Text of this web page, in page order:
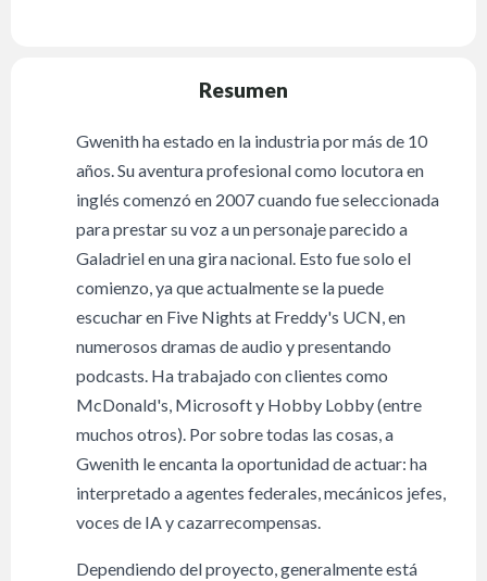
Resumen
Gwenith ha estado en la industria por más de 10
años. Su aventura profesional como locutora en
inglés comenzó en 2007 cuando fue seleccionada
para prestar su voz a un personaje parecido a
Galadriel en una gira nacional. Esto fue solo el
comienzo, ya que actualmente se la puede
escuchar en Five Nights at Freddy's UCN, en
numerosos dramas de audio y presentando
podcasts. Ha trabajado con clientes como
McDonald's, Microsoft y Hobby Lobby (entre
muchos otros). Por sobre todas las cosas, a
Gwenith le encanta la oportunidad de actuar: ha
interpretado a agentes federales, mecánicos jefes,
voces de IA y cazarrecompensas.
Dependiendo del proyecto, generalmente está